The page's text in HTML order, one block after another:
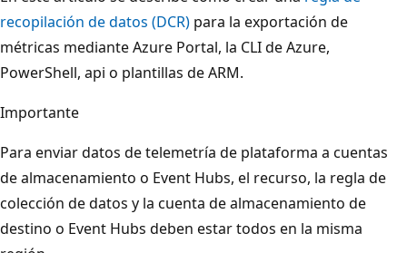
recopilación de datos (DCR) para la exportación de
métricas mediante Azure Portal, la CLI de Azure,
PowerShell, api o plantillas de ARM.
Importante
Para enviar datos de telemetría de plataforma a cuentas
de almacenamiento o Event Hubs, el recurso, la regla de
colección de datos y la cuenta de almacenamiento de
destino o Event Hubs deben estar todos en la misma